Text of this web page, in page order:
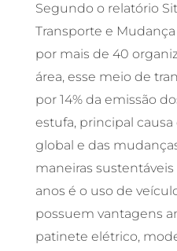
Segundo o relatório
Transporte e
por mais de 40
área, esse meio de
por 14% da emissão
estufa, principal
global e das
maneiras
anos é o uso de
possuem vantagens
patinete elétrico,